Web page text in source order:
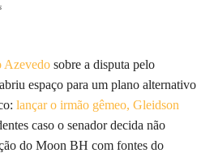
Azevedo sobre a disputa pelo
abriu espaço para um plano alternativo
lançar o irmão gêmeo, Gleidson
caso o senador decida não
do Moon BH com fontes do